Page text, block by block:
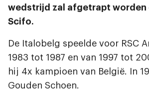
wedstrijd zal afgetrapt worden
Scifo.
De Italobelg speelde voor RSC
1983 tot 1987 en van 1997 tot
hij 4x kampioen van België. In
Gouden Schoen.